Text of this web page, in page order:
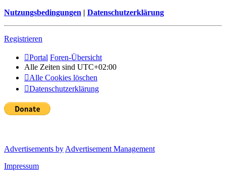
Nutzungsbedingungen | Datenschutzerklärung
Registrieren
Portal Foren-Übersicht
Alle Zeiten sind UTC+02:00
Alle Cookies löschen
Datenschutzerklärung
Advertisements by Advertisement Management
Impressum